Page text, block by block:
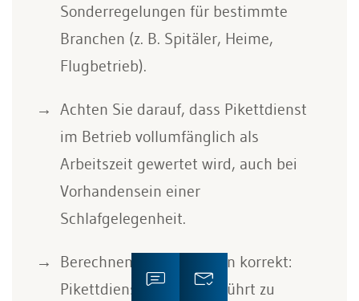
Sonderregelungen für bestimmte
Branchen (z. B. Spitäler, Heime,
Flugbetrieb).
Achten Sie darauf, dass Pikettdienst
im Betrieb vollumfänglich als
Arbeitszeit gewertet wird, auch bei
Vorhandensein einer
Schlafgelegenheit.
Berechnen Sie Überzeiten korrekt:
Pikettdienst im Betrieb führt zu